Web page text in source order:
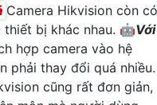
Camera Hikvision còn có
bị khác nhau. 🤖️Với
hợp camera vào hệ
phải thay đổi quá nhiều.
cũng rất đơn giản,